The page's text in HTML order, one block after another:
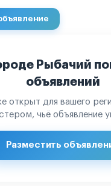
Рыбачий
объявлений
открыт для вашего
чьё объявление
Разместить